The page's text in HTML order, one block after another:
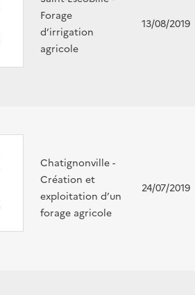
Forage
d’irrigation
agricole
13/08/2019
Chatignonville -
Création et
exploitation d’un
forage agricole
24/07/2019